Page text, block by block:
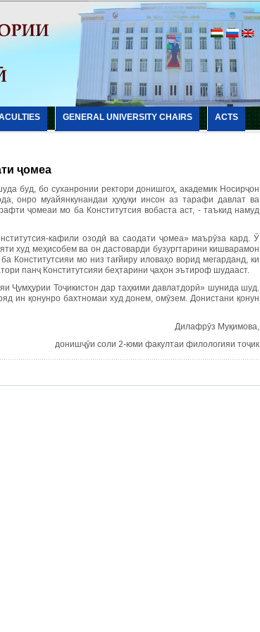
GENERAL UNIVERSITY CHAIRS ACTS
ҷомеа
буд, бо суханронии ректори донишгоҳ, академик Носирҷон
онро муайянкунандаи ҳуқуқи инсон аз тарафи давлат ва
ҷомеаи мо ба Конститутсия вобаста аст, - таъкид намуд
кафили озодӣ ва саодати ҷомеа» маърӯза кард. Ӯ
худ меҳисобем ва он дастоварди бузургтарини кишварамон
Конститутсияи мо низ тағйиру иловаҳо ворид мегарданд, ки
панҷ Конститутсияи беҳтарини ҷаҳон эътироф шудааст.
Ҷумҳурии Тоҷикистон дар таҳкими давлатдорӣ» шунида шуд.
ин қонунро бахтномаи худ донем, омӯзем. Донистани қонун
Дилафрӯз Муқимова,
донишҷӯи соли 2-юми факултаи филологияи тоҷик